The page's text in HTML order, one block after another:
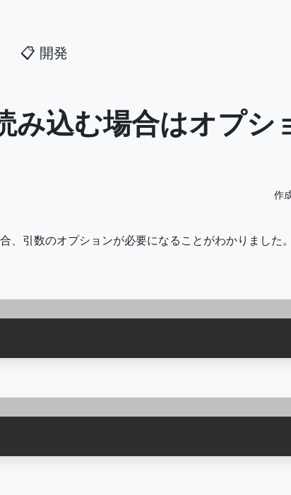
📋 開発
込む場合はオプシ
作
引数のオプションが必要になることがわかりました。